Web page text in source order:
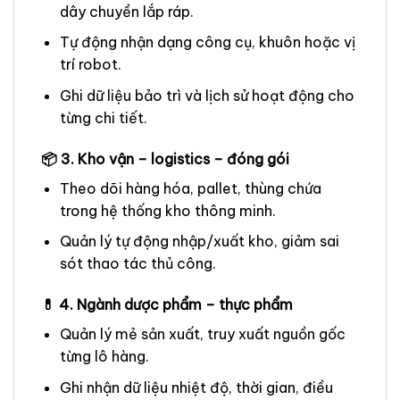
dây chuyền lắp ráp.
Tự động nhận dạng công cụ, khuôn hoặc vị
trí robot.
Ghi dữ liệu bảo trì và lịch sử hoạt động cho
từng chi tiết.
📦 3. Kho vận – logistics – đóng gói
Theo dõi hàng hóa, pallet, thùng chứa
trong hệ thống kho thông minh.
Quản lý tự động nhập/xuất kho, giảm sai
sót thao tác thủ công.
💊 4. Ngành dược phẩm – thực phẩm
Quản lý mẻ sản xuất, truy xuất nguồn gốc
từng lô hàng.
Ghi nhận dữ liệu nhiệt độ, thời gian, điều